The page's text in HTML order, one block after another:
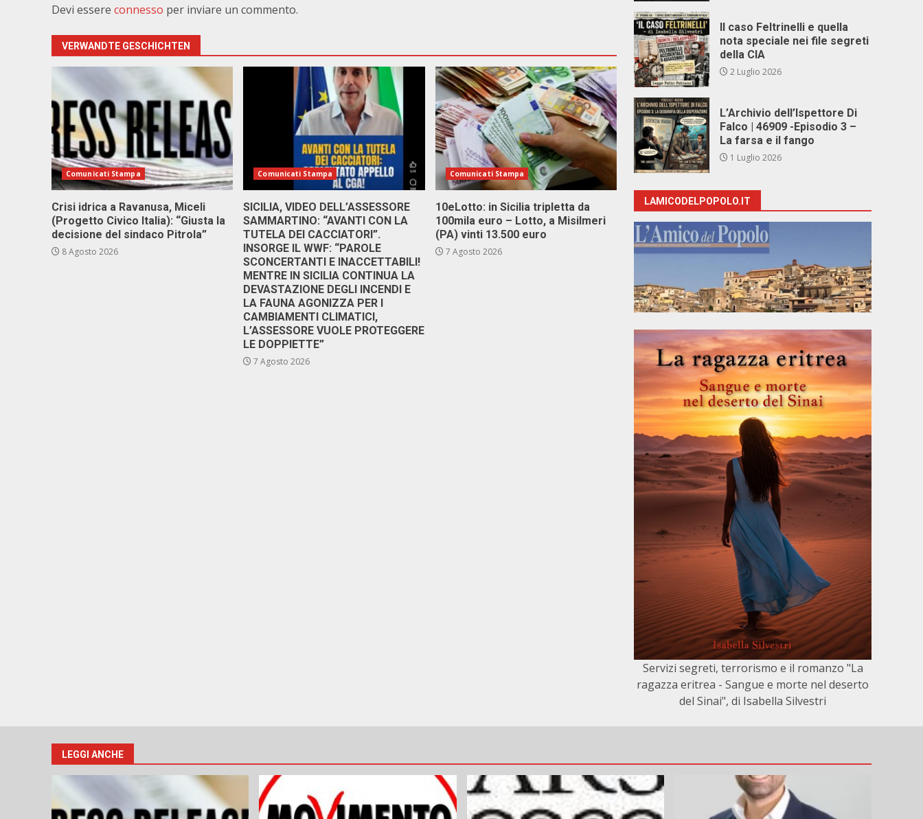
Devi essere connesso per inviare un commento.
VERWANDTE GESCHICHTEN
Comunicati Stampa
Crisi idrica a Ravanusa, Miceli
(Progetto Civico Italia): “Giusta la
decisione del sindaco Pitrola”
8 Agosto 2026
Comunicati Stampa
SICILIA, VIDEO DELL’ASSESSORE
SAMMARTINO: “AVANTI CON LA
TUTELA DEI CACCIATORI”.
INSORGE IL WWF: “PAROLE
SCONCERTANTI E INACCETTABILI!
MENTRE IN SICILIA CONTINUA LA
DEVASTAZIONE DEGLI INCENDI E
LA FAUNA AGONIZZA PER I
CAMBIAMENTI CLIMATICI,
L’ASSESSORE VUOLE PROTEGGERE
LE DOPPIETTE”
7 Agosto 2026
Comunicati Stampa
10eLotto: in Sicilia tripletta da
100mila euro – Lotto, a Misilmeri
(PA) vinti 13.500 euro
7 Agosto 2026
Il caso Feltrinelli e quella
nota speciale nei file segreti
della CIA
2 Luglio 2026
L’Archivio dell’Ispettore Di
Falco | 46909 -Episodio 3 –
La farsa e il fango
1 Luglio 2026
LAMICODELPOPOLO.IT
Servizi segreti, terrorismo e il romanzo "La
ragazza eritrea - Sangue e morte nel deserto
del Sinai", di Isabella Silvestri
LEGGI ANCHE